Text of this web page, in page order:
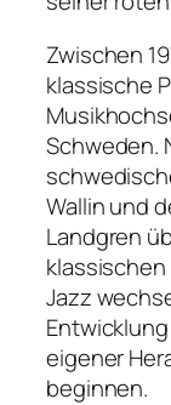
Zwischen
klassische
Schweden.
Wallin und
Landgren
Jazz
eigener
beginnen.